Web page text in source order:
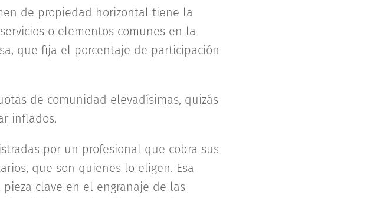
de propiedad horizontal tiene la
o elementos comunes en la
que fija el porcentaje de participación
de comunidad elevadísimas, quizás
inflados.
por un profesional que cobra sus
que son quienes lo eligen. Esa
clave en el engranaje de las